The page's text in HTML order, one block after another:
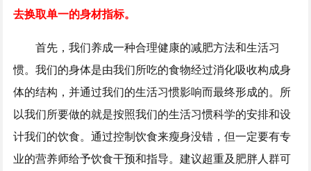
去换取单一的身材指标。
首先，我们养成一种合理健康的减肥方法和生活习
惯。我们的身体是由我们所吃的食物经过消化吸收构成身
体的结构，并通过我们的生活习惯影响而最终形成的。所
以我们所要做的就是按照我们的生活习惯科学的安排和设
计我们的饮食。通过控制饮食来瘦身没错，但一定要有专
业的营养师给予饮食干预和指导。建议超重及肥胖人群可